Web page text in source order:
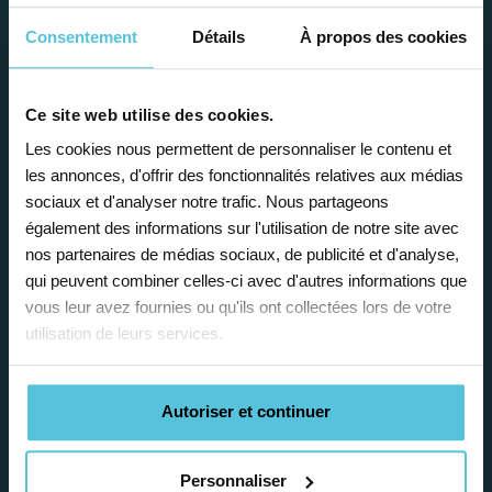
Consentement Détails À propos des cookies
Ce site web utilise des cookies.
Les cookies nous permettent de personnaliser le contenu et
les annonces, d'offrir des fonctionnalités relatives aux médias
sociaux et d'analyser notre trafic. Nous partageons
également des informations sur l'utilisation de notre site avec
nos partenaires de médias sociaux, de publicité et d'analyse,
qui peuvent combiner celles-ci avec d'autres informations que
vous leur avez fournies ou qu'ils ont collectées lors de votre
utilisation de leurs services.
Autoriser et continuer
Personnaliser
avantages
Enseignez près de chez vous, selon
vos horaires
Afin de garantir le meilleur
accompagnement, nous organisons votre
emploi du temps en fonction de votre profil,